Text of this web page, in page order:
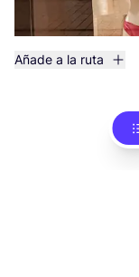
Añade a la ruta